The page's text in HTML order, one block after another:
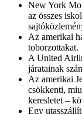
New York
az összes
Az amerikai
toborzottakat.
A United
járatainak
Az amerikai
csökkenti,
keresletet –
Egy